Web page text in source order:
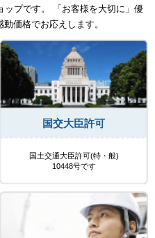
ップです。 「お客様を大切に」優
価格でお応えします。
国交大臣許可
国土交通大臣許可(特・般)
10448号です